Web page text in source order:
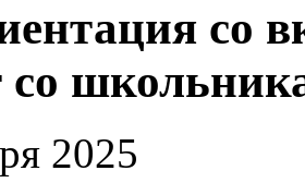
со
со
2025